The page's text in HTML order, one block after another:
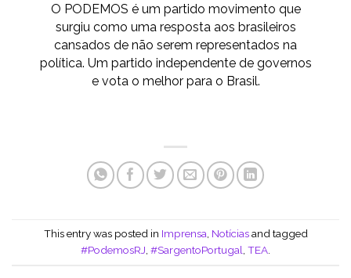
O PODEMOS é um partido movimento que
surgiu como uma resposta aos brasileiros
cansados de não serem representados na
política. Um partido independente de governos
e vota o melhor para o Brasil.
This entry was posted in Imprensa Notíciasand tagged
#PodemosRJ #SargentoPortugal TEA